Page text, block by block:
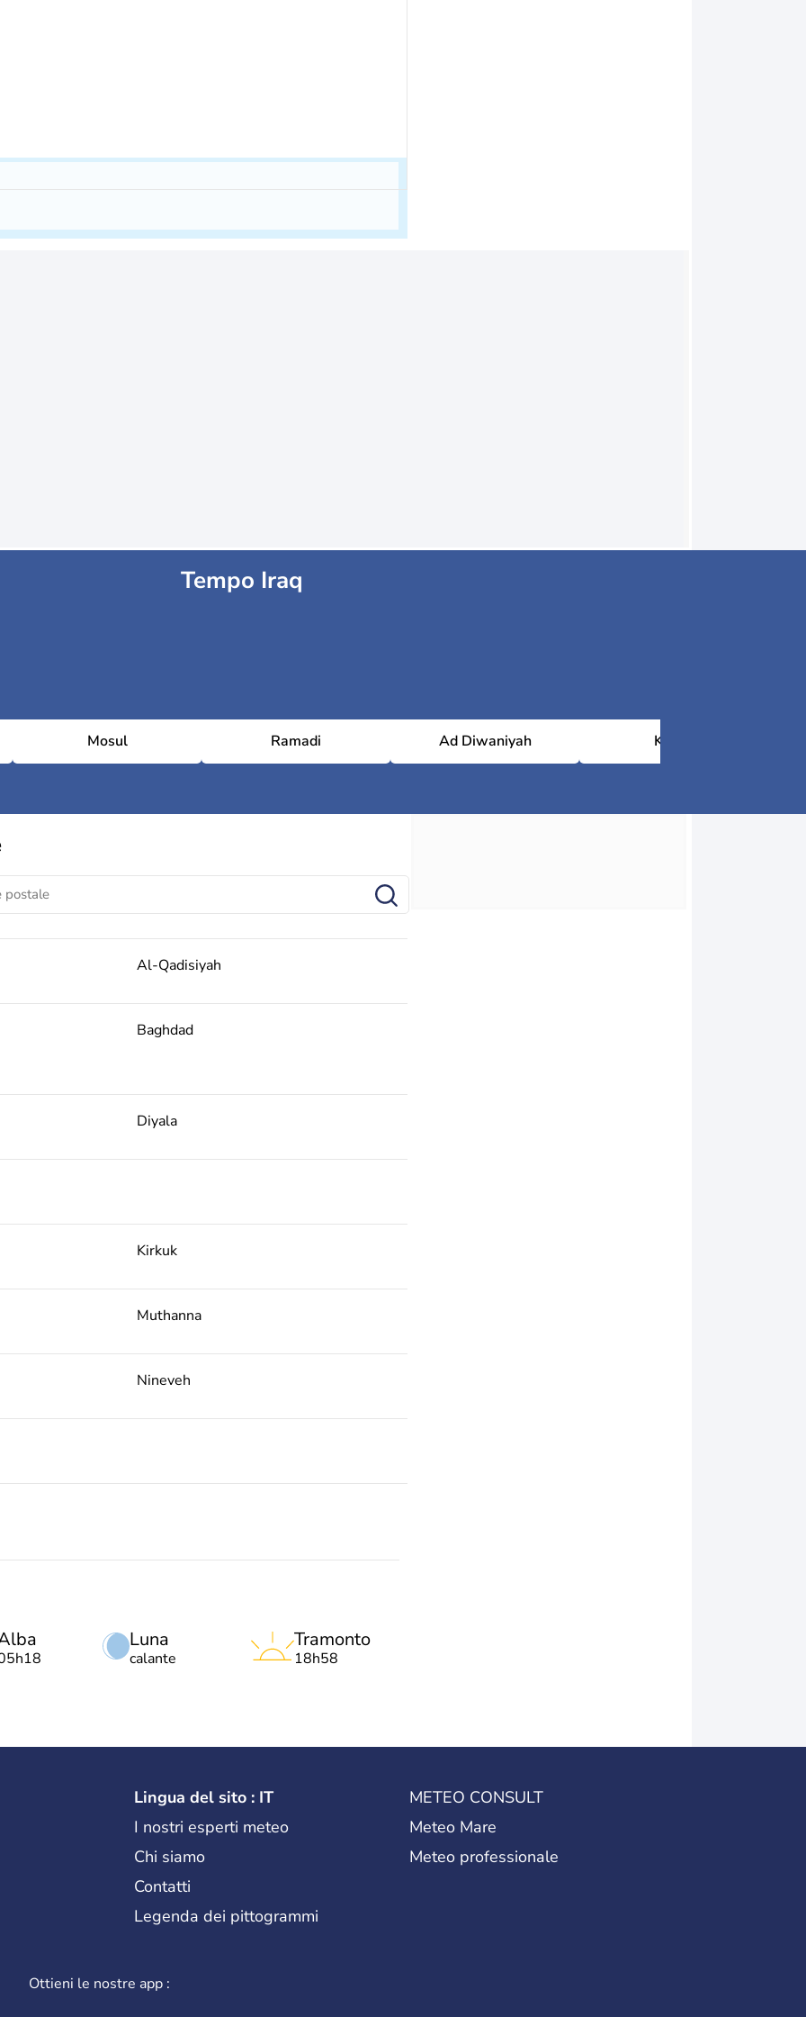
Tempo Iraq
Mosul Ramadi Ad Diwaniyah Kirkuk
Al-Qadisiyah
Baghdad
Diyala
Kirkuk
Muthanna
Nineveh
Luna
calante
Tramonto
18h58
Lingua del sito : IT
I nostri esperti meteo
Chi siamo
Contatti
Legenda dei pittogrammi
METEO CONSULT
Meteo Mare
Meteo professionale
Ottieni le nostre app :